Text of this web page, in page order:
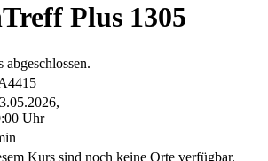
Plus 1305
Uhr
Kurs sind noch keine Orte verfügbar.